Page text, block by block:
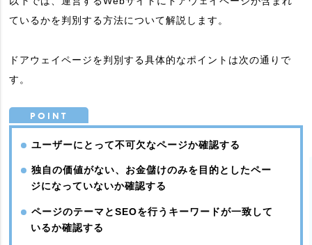
ているかを判別する方法について解説します。
ドアウェイページを判別する具体的なポイントは次の通りで
す。
ユーザーにとって不可欠なページか確認する
独自の価値がない、お金儲けのみを目的としたペー
ジになっていないか確認する
ページのテーマとSEOを行うキーワードが一致して
いるか確認する